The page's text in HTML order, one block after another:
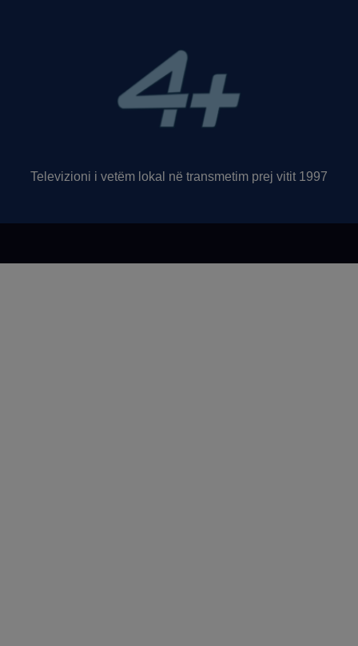
Televizioni i vetëm lokal në transmetim prej vitit 1997